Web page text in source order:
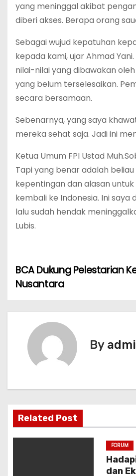
yang meninggal akibat
diberi akses. Berapa orang
Sebagai wujud kepatuhan
kepada kami, ujar Ahmad
nilai-nilai yang dibawakan
yang belum terselesaikan.
secara bersamaan.
Sebenarnya, yang saya
mereka sehat saja. Jadi ini
Ketua Umum FPI Ustad
Tapi yang benar adalah
kepentingan dan alasan
kembali ke Indonesia. Ini
lalu sudah hendak
Lubis.
N
v
i
p
BCA Dukung Pelestarian
Nusantara
By
Related Post
FORUM
dan